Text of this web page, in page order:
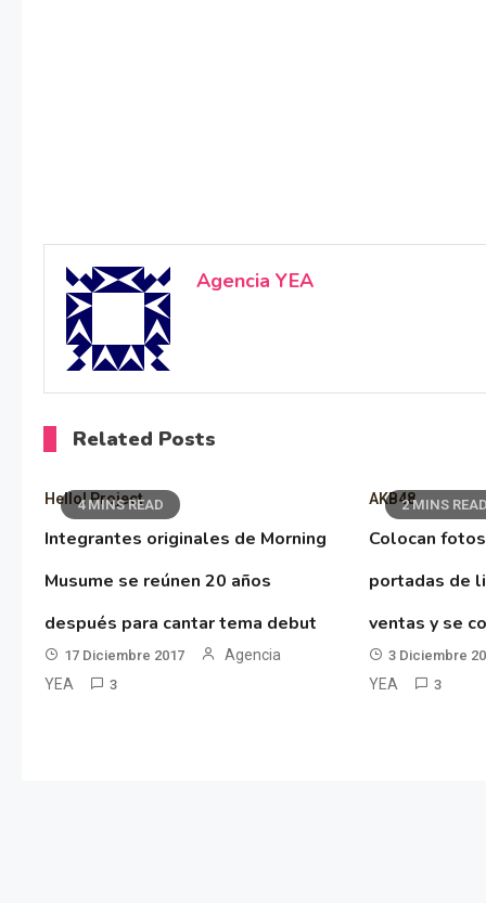
Agencia YEA
Related Posts
4 MINS READ
Hello! Project
Integrantes originales de Morning
Musume se reúnen 20 años
después para cantar tema debut
17 Diciembre 2017
Agencia
YEA
3
2 MINS READ
AKB48
Colocan
portadas de
ventas y se
3 Diciembre
YEA
3